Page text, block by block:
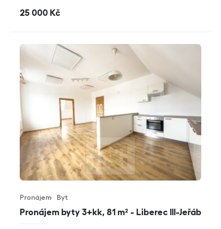
cena
25 000 Kč
Pronájem byty 3+kk, 81 m² - Liberec III-Jeřáb
Typ nabídky
Pronájem
Typ nemovitosti
Byt